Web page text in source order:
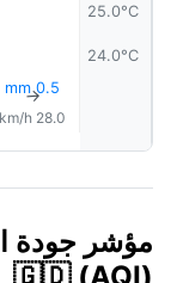
25.0°C
24.0°C
0.5 mm
↑
28.0 km/h